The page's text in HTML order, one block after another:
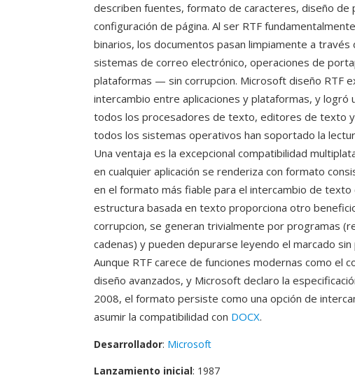
describen fuentes, formato de caracteres, diseño de
configuración de página. Al ser RTF
binarios, los documentos pasan limpiamente a
sistemas de correo electrónico, operaciones de
plataformas — sin corrupcion. Microsoft diseño RTF
intercambio entre aplicaciones y plataformas, y logró
todos los procesadores de texto, editores de texto
todos los sistemas operativos han soportado la
Una ventaja es la excepcional compatibilidad
en cualquier aplicación se renderiza con formato
en el formato más fiable para el intercambio de
estructura basada en texto proporciona otro
corrupcion, se generan trivialmente por programas
cadenas) y pueden depurarse leyendo el marcado
Aunque RTF carece de funciones modernas como el
diseño avanzados, y Microsoft declaro la
2008, el formato persiste como una opción de
asumir la compatibilidad con DOCX.
Desarrollador: Microsoft
Lanzamiento inicial: 1987